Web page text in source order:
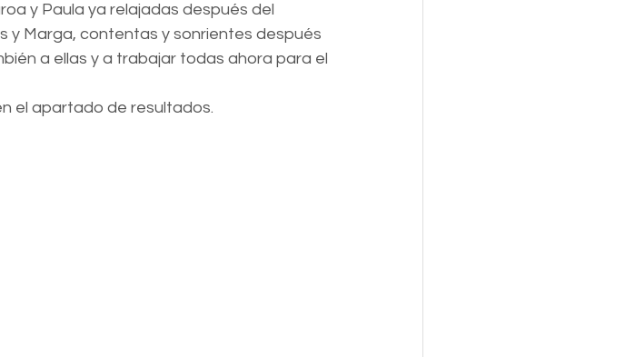
y Paula ya relajadas después del
y Marga, contentas y sonrientes después
a ellas y a trabajar todas ahora para el
el apartado de resultados.